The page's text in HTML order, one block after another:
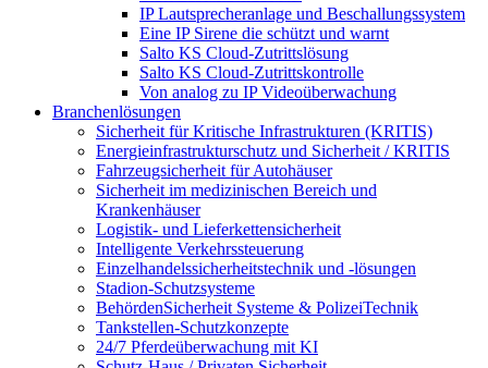
IP Lautsprecheranlage und Beschallungssystem
Eine IP Sirene die schützt und warnt
Salto KS Cloud-Zutrittslösung
Salto KS Cloud-Zutrittskontrolle
Von analog zu IP Videoüberwachung
Branchenlösungen
Sicherheit für Kritische Infrastrukturen (KRITIS)
Energieinfrastrukturschutz und Sicherheit / KRITIS
Fahrzeugsicherheit für Autohäuser
Sicherheit im medizinischen Bereich und
Krankenhäuser
Logistik- und Lieferkettensicherheit
Intelligente Verkehrssteuerung
Einzelhandelssicherheitstechnik und -lösungen
Stadion-Schutzsysteme
BehördenSicherheit Systeme & PolizeiTechnik
Tankstellen-Schutzkonzepte​
24/7 Pferdeüberwachung mit KI